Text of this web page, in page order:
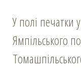
У полі печатки
Ямпільського